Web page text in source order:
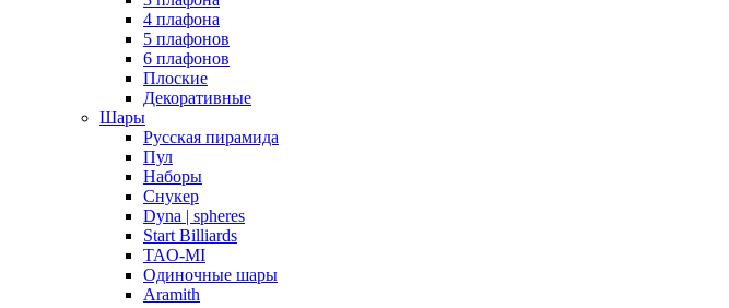
4 плафона
5 плафонов
6 плафонов
Плоские
Декоративные
Шары
Русская пирамида
Пул
Наборы
Снукер
Dyna | spheres
Start Billiards
TAO-MI
Одиночные шары
Aramith